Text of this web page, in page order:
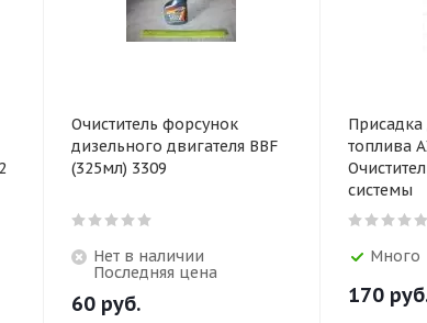
Очиститель форсунок
дизельного двигателя BBF
(325мл) 3309
Нет в наличии
Последняя цена
60руб.
Присадка
топлива
системы
Много
170